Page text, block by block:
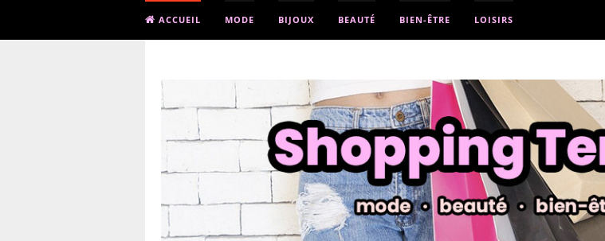
ACCUEIL MODE BIJOUX BEAUTÉ BIEN-ÊTRE LOISIRS